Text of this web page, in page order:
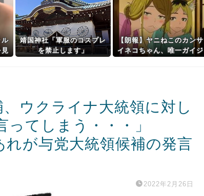
ル
靖国神社「軍服のコスプレ
を禁止します」
【朗報】ヤニねこのカンサ
イネコちゃん、唯一ガイジ
ウクライナ大統領に対し
てしまう・・・」
が与党大統領候補の発言
2022年2月26日